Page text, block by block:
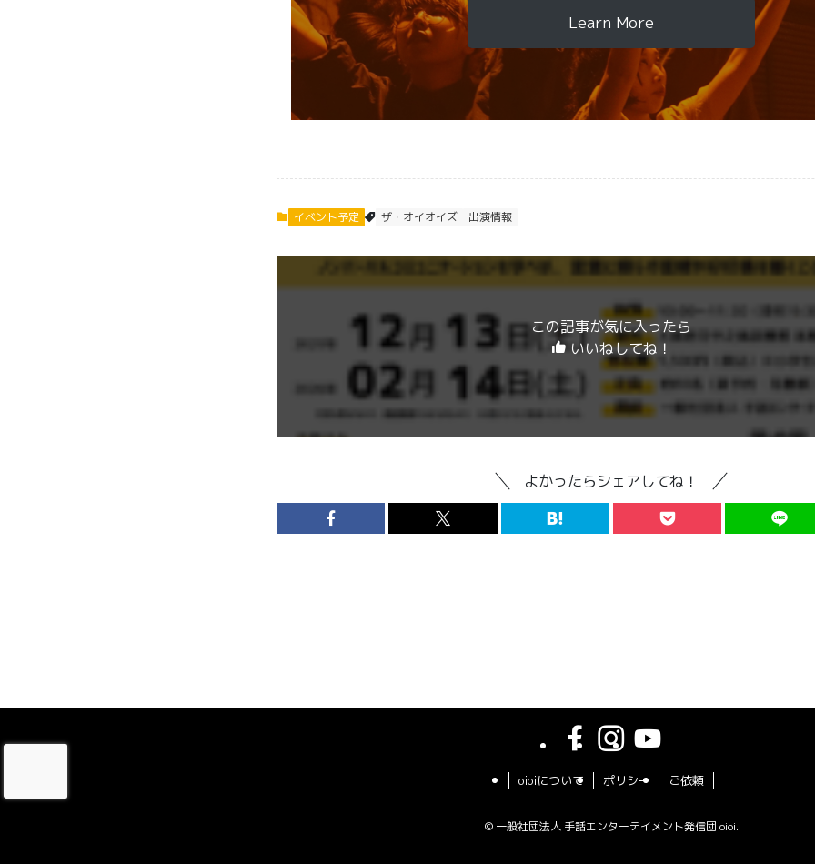
Learn More
イベント予定 ザ・オイオイズ 出演情報
この記事が気に入ったら
いいねしてね！
よかったらシェアしてね！
oioiについて ポリシー ご依頼
©一般社団法人 手話エンターテイメント発信団 oioi.